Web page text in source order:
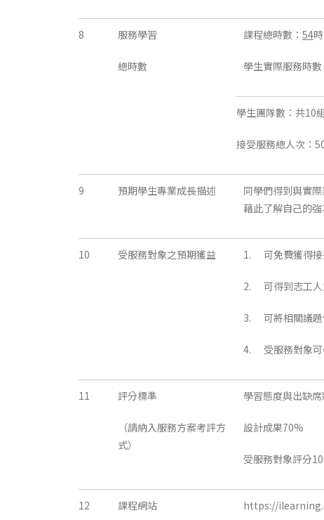
8 服務學習
總時數
課程總時數： 54時
學生實際服務時
學生團隊數：共10
接受服務總人次：
9 預期學生專業成長描述
同學們得到與實
藉此了解自己的強
10 受服務對象之預期獲益 1. 可免費獲得接
2. 可得到志工人
3. 可將相關議題
4. 受服務對象可
11 評分標準
（請納入服務方案考評方
式）
學習態度與出缺
設計成果70%
受服務對象評分
12 課程網站 https://